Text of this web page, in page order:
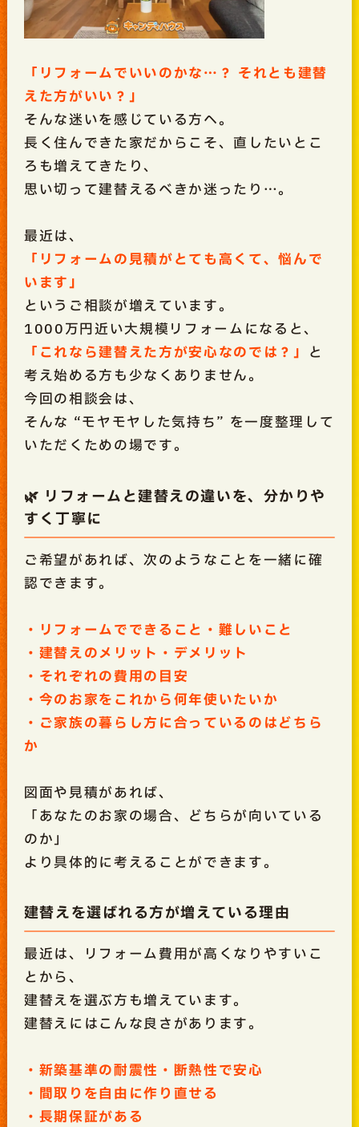
「リフォームでいいのかな…？ それとも建替
えた方がいい？」
そんな迷いを感じている方へ。
長く住んできた家だからこそ、直したいとこ
ろも増えてきたり、
思い切って建替えるべきか迷ったり…。
最近は、
「リフォームの見積がとても高くて、悩んで
います」
というご相談が増えています。
1000万円近い大規模リフォームになると、
「これなら建替えた方が安心なのでは？」 と
考え始める方も少なくありません。
今回の相談会は、
そんな “モヤモヤした気持ち” を一度整理して
いただくための場です。
🌿 リフォームと建替えの違いを、分かりや
すく丁寧に
ご希望があれば、次のようなことを一緒に確
認できます。
・リフォームでできること・難しいこと
・建替えのメリット・デメリット
・それぞれの費用の目安
・今のお家をこれから何年使いたいか
・ご家族の暮らし方に合っているのはどちら
か
図面や見積があれば、
「あなたのお家の場合、どちらが向いている
のか」
より具体的に考えることができます。
建替えを選ばれる方が増えている理由
最近は、リフォーム費用が高くなりやすいこ
とから、
建替えを選ぶ方も増えています。
建替えにはこんな良さがあります。
・新築基準の耐震性・断熱性で安心
・間取りを自由に作り直せる
・長期保証がある